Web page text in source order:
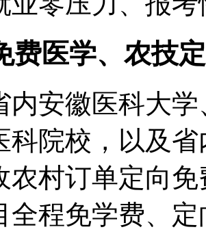
费医学、农技
内安徽医科大
科院校，以及
农村订单定向
全程免学费、